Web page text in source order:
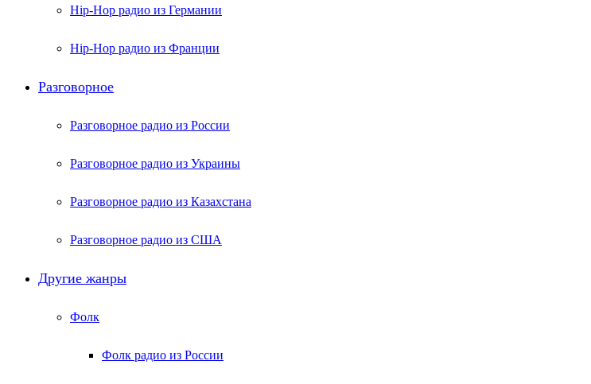
Hip-Hop радио из Германии
Hip-Hop радио из Франции
Разговорное
Разговорное радио из России
Разговорное радио из Украины
Разговорное радио из Казахстана
Разговорное радио из США
Другие жанры
Фолк
Фолк радио из России